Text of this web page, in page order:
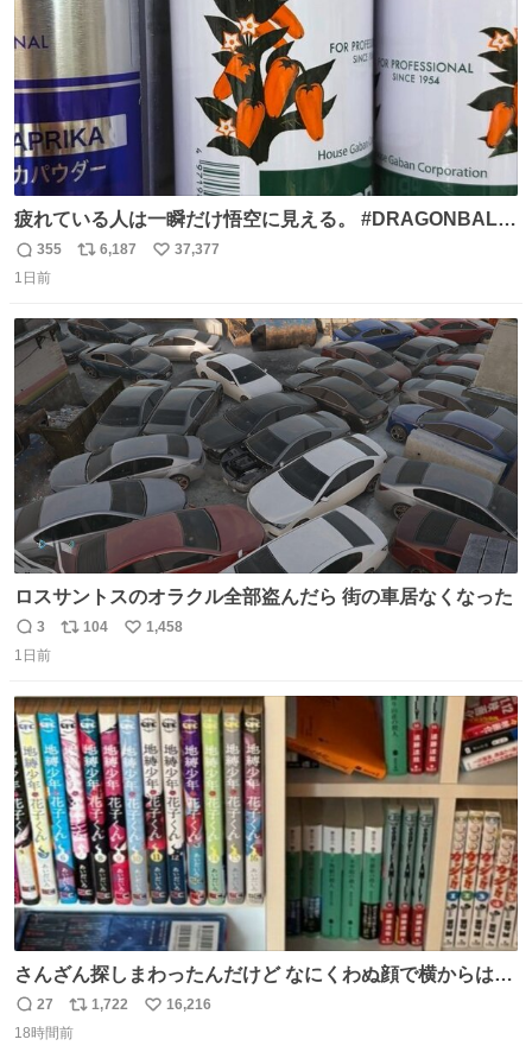
疲れている人は一瞬だけ悟空に見える。 #DRAGONBALL
#ドラゴンボール
返
信
355
リ
ト
数
6,187
い
数
37,377
1日前
ロスサントスのオラクル全部盗んだら 街の車居なくなった
返
信
3
リ
ト
数
104
い
数
1,458
1日前
さんざん探しまわったんだけど なにくわぬ顔で横からはえ
てた
返
信
27
リ
ポ
1,722
い
16,216
18時間前